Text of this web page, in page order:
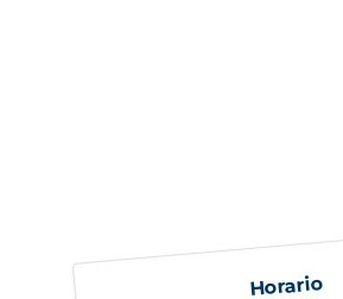
Horario